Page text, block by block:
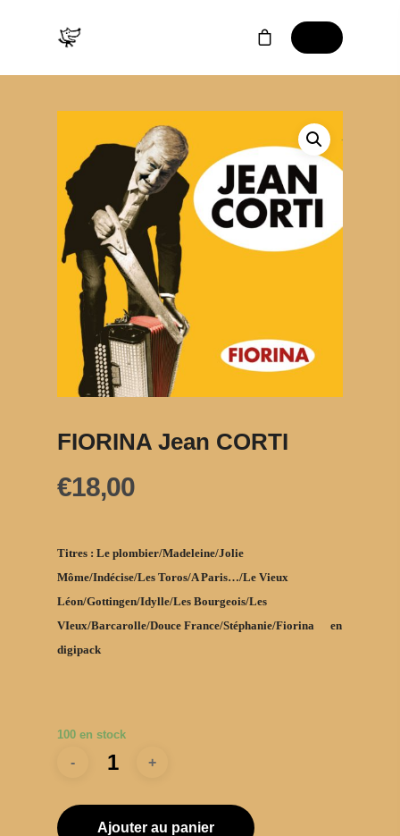
FIORINA Jean CORTI
€18,00
Titres : Le plombier/Madeleine/Jolie
Môme/Indécise/Les Toros/A Paris…/Le Vieux
Léon/Gottingen/Idylle/Les Bourgeois/Les
VIeux/Barcarolle/Douce France/Stéphanie/Fiorina en
digipack
100 en stock
Ajouter au panier